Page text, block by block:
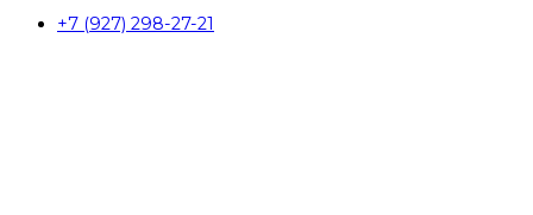
+7 (927) 298-27-21